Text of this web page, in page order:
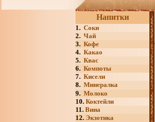
Напитки
1. Соки
2. Чай
3. Кофе
4. Какао
5. Квас
6. Компоты
7. Кисели
8. Минералка
9. Молоко
10. Коктейли
11. Вина
12. Экзотика